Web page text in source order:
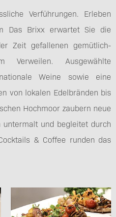
Verführungen. Erleben
Das Brixx erwartet Sie die
Zeit gefallenen gemütlich-
Verweilen. Ausgewählte
Weine sowie eine
von lokalen Edelbränden bis
Hochmoor zaubern neue
untermalt und begleitet durch
& Coffee runden das